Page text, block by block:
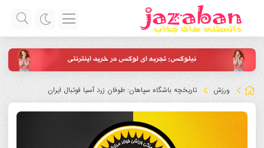
ورزش تاریخچه باشگاه سپاهان: طوفان زرد آسیا فوتبال ایران